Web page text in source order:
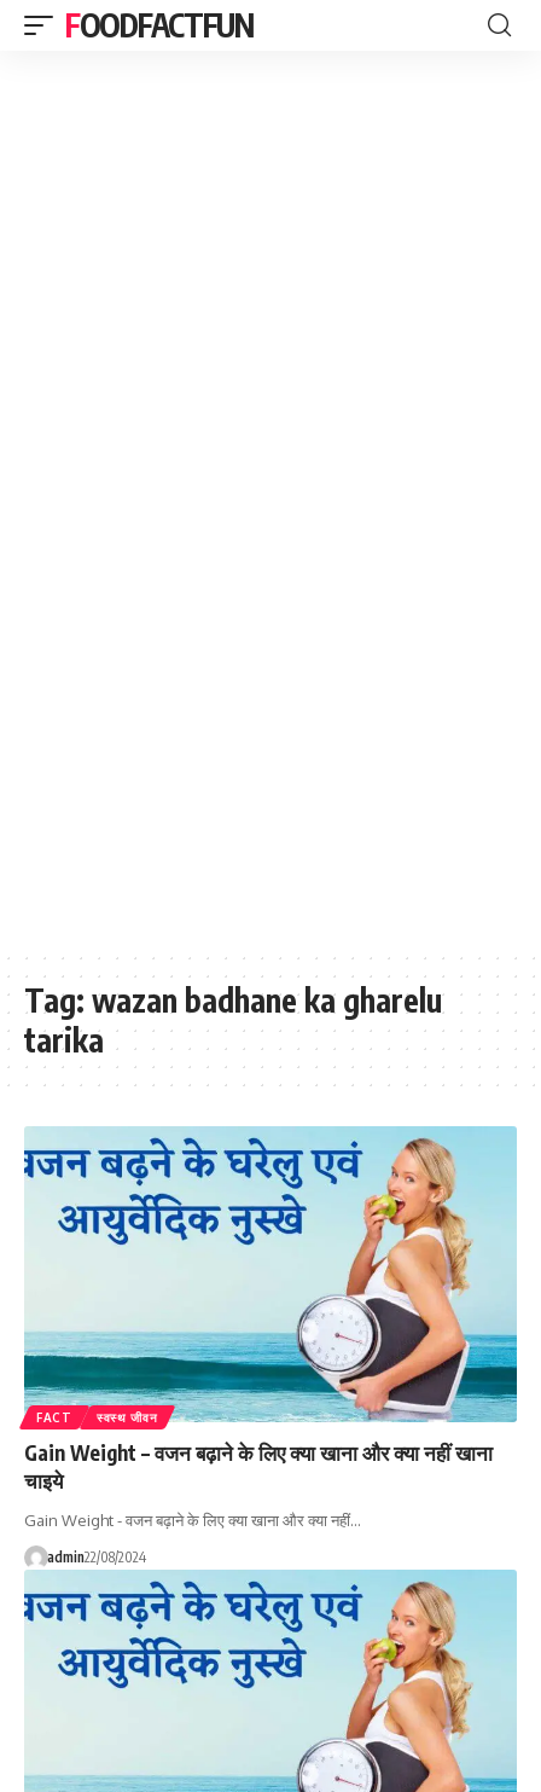
FOODFACTFUN
Tag: wazan badhane ka gharelu
tarika
FACT स्वस्थ जीवन
Gain Weight – वजन बढ़ाने के लिए क्या खाना और क्या नहीं खाना
चाइये
Gain Weight - वजन बढ़ाने के लिए क्या खाना और क्या नहीं…
admin22/08/2024